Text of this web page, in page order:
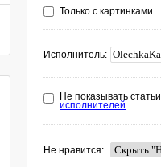
Только с картинками
Исполнитель:
Не показывать статьи
исполнителей
Не нравится: